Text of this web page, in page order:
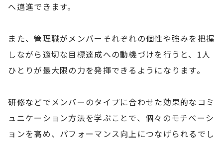
へ邁進できます。
また、管理職がメンバーそれぞれの個性や強みを把握
しながら適切な目標達成への動機づけを行うと、1人
ひとりが最大限の力を発揮できるようになります。
研修などでメンバーのタイプに合わせた効果的なコミ
ュニケーション方法を学ぶことで、個々のモチベーシ
ョンを高め、パフォーマンス向上につなげられるでし